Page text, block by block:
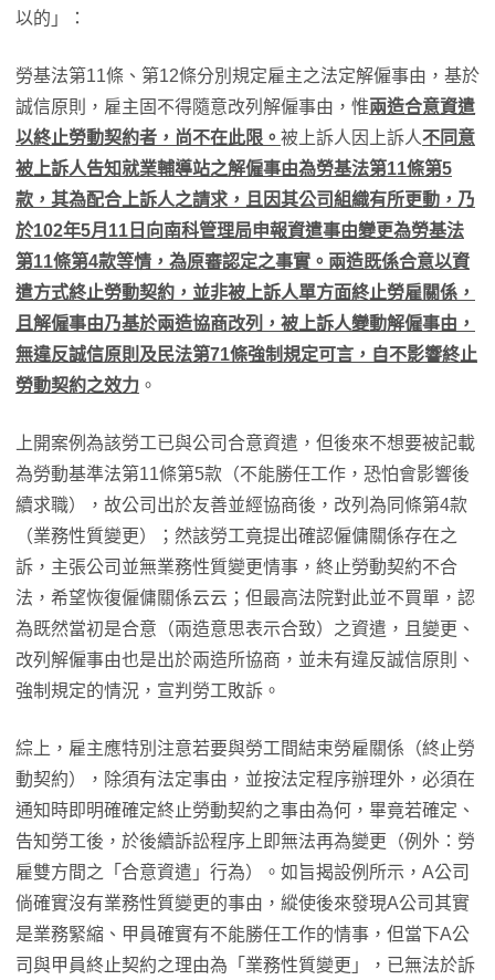
以的」：
勞基法第11條、第12條分別規定雇主之法定解僱事由，基於
誠信原則，雇主固不得隨意改列解僱事由，惟兩造合意資遣
以終止勞動契約者，尚不在此限。 被上訴人因上訴人不同意
被上訴人告知就業輔導站之解僱事由為勞基法第11條第5
款，其為配合上訴人之請求，且因其公司組織有所更動，乃
於102年5月11日向南科管理局申報資遣事由變更為勞基法
第11條第4款等情，為原審認定之事實。兩造既係合意以資
遣方式終止勞動契約，並非被上訴人單方面終止勞雇關係，
且解僱事由乃基於兩造協商改列，被上訴人變動解僱事由，
無違反誠信原則及民法第71條強制規定可言，自不影響終止
勞動契約之效力 。
上開案例為該勞工已與公司合意資遣，但後來不想要被記載
為勞動基準法第11條第5款（不能勝任工作，恐怕會影響後
續求職），故公司出於友善並經協商後，改列為同條第4款
（業務性質變更）；然該勞工竟提出確認僱傭關係存在之
訴，主張公司並無業務性質變更情事，終止勞動契約不合
法，希望恢復僱傭關係云云；但最高法院對此並不買單，認
為既然當初是合意（兩造意思表示合致）之資遣，且變更、
改列解僱事由也是出於兩造所協商，並未有違反誠信原則、
強制規定的情況，宣判勞工敗訴。
綜上，雇主應特別注意若要與勞工間結束勞雇關係（終止勞
動契約），除須有法定事由，並按法定程序辦理外，必須在
通知時即明確確定終止勞動契約之事由為何，畢竟若確定、
告知勞工後，於後續訴訟程序上即無法再為變更（例外：勞
雇雙方間之「合意資遣」行為）。如旨揭設例所示，A公司
倘確實沒有業務性質變更的事由，縱使後來發現A公司其實
是業務緊縮、甲員確實有不能勝任工作的情事，但當下A公
司與甲員終止契約之理由為「業務性質變更」，已無法於訴